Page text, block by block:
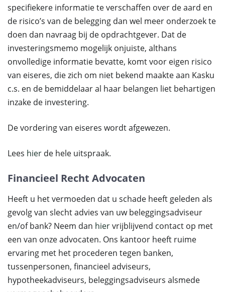
specifiekere informatie te verschaffen over de aard en
de risico’s van de belegging dan wel meer onderzoek te
doen dan navraag bij de opdrachtgever. Dat de
investeringsmemo mogelijk onjuiste, althans
onvolledige informatie bevatte, komt voor eigen risico
van eiseres, die zich om niet bekend maakte aan Kasku
c.s. en de bemiddelaar al haar belangen liet behartigen
inzake de investering.
De vordering van eiseres wordt afgewezen.
Lees hier de hele uitspraak.
Financieel Recht Advocaten
Heeft u het vermoeden dat u schade heeft geleden als
gevolg van slecht advies van uw beleggingsadviseur
en/of bank? Neem dan hiervrijblijvend contact op met
een van onze advocaten. Ons kantoor heeft ruime
ervaring met het procederen tegen banken,
tussenpersonen, financieel adviseurs,
hypotheekadviseurs, beleggingsadviseurs alsmede